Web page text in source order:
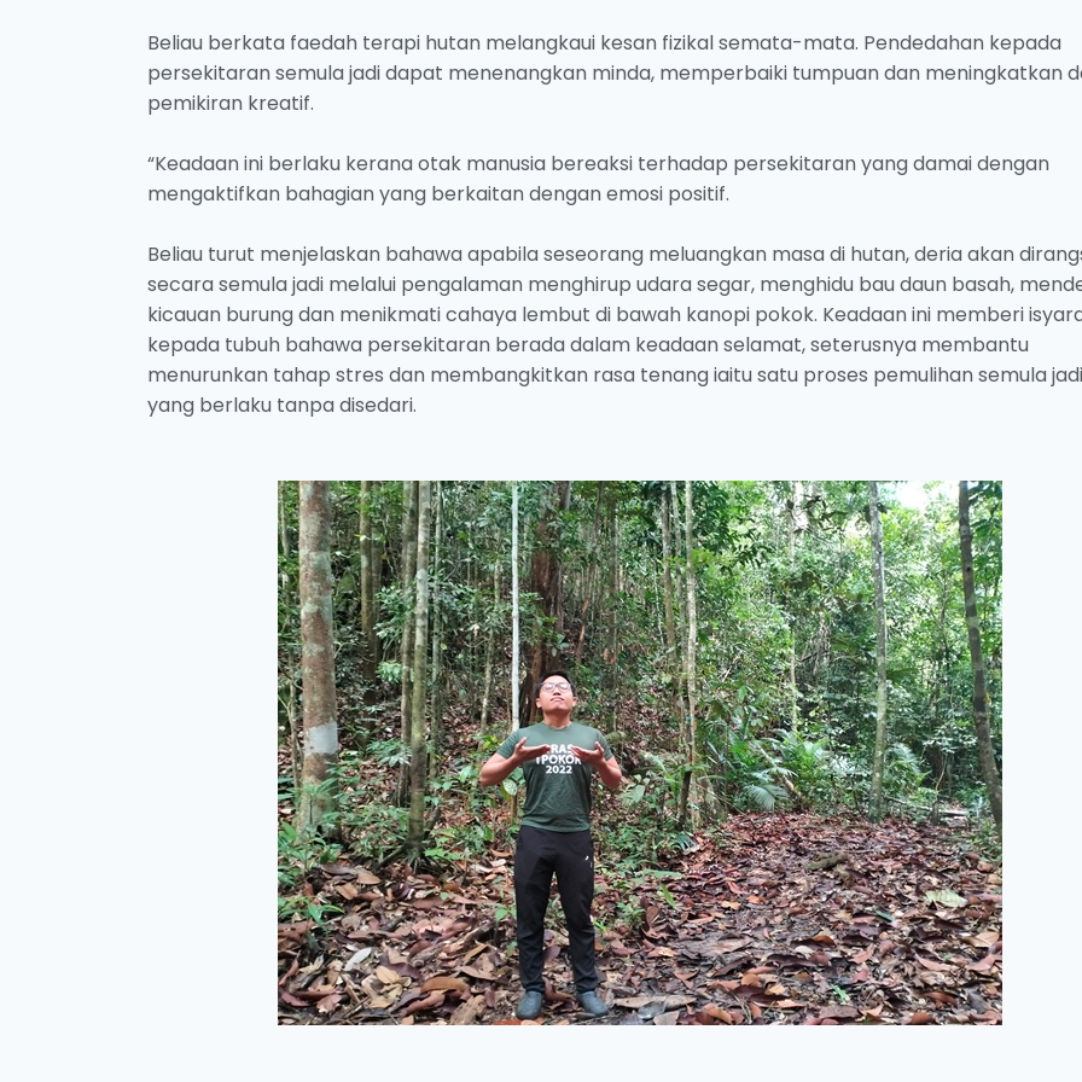
Beliau berkata faedah terapi hutan melangkaui kesan fizikal semata-mata. Pendedahan kepada
persekitaran semula jadi dapat menenangkan minda, memperbaiki tumpuan dan meningkatkan
pemikiran kreatif.
“Keadaan ini berlaku kerana otak manusia bereaksi terhadap persekitaran yang damai dengan
mengaktifkan bahagian yang berkaitan dengan emosi positif.
Beliau turut menjelaskan bahawa apabila seseorang meluangkan masa di hutan, deria akan
secara semula jadi melalui pengalaman menghirup udara segar, menghidu bau daun basah,
kicauan burung dan menikmati cahaya lembut di bawah kanopi pokok. Keadaan ini memberi
kepada tubuh bahawa persekitaran berada dalam keadaan selamat, seterusnya membantu
menurunkan tahap stres dan membangkitkan rasa tenang iaitu satu proses pemulihan semula jadi
yang berlaku tanpa disedari.